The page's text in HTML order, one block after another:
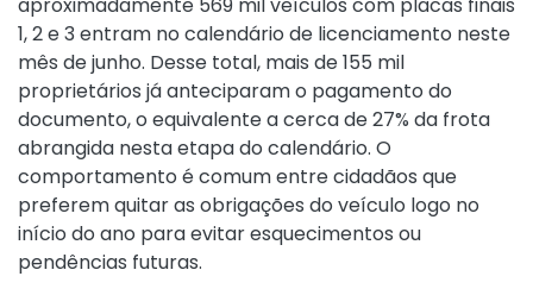
aproximadamente 569 mil veículos com placas finais
1, 2 e 3 entram no calendário de licenciamento neste
mês de junho. Desse total, mais de 155 mil
proprietários já anteciparam o pagamento do
documento, o equivalente a cerca de 27% da frota
abrangida nesta etapa do calendário. O
comportamento é comum entre cidadãos que
preferem quitar as obrigações do veículo logo no
início do ano para evitar esquecimentos ou
pendências futuras.